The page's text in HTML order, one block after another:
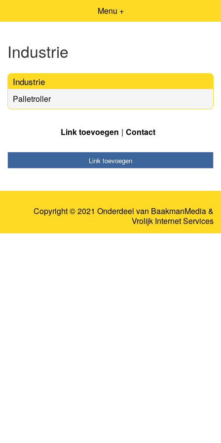
Menu +
Industrie
Industrie
Palletroller
Link toevoegen Contact
Link toevoegen
Copyright © 2021 Onderdeel van BaakmanMedia&
Vrolijk Internet Services